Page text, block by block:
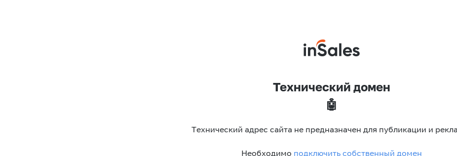
Технический домен
🤖
Технический адрес сайта не предназначен для публикации и
Необходимо подключить собственный домен